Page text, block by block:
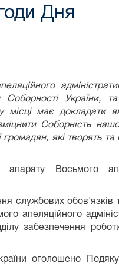
Дня
України,
має докладати
Соборність
які творять та
Восьмого
службових обов'язків
апеляційного
забезпечення
оголошено